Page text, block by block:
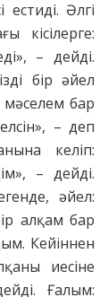
Әлгі
кісілерге:
– дейді.
бір әйел
мәселем бар
– деп
келіп:
– дейді.
әйел:
алқам бар
Кейіннен
иесіне
Ғалым: